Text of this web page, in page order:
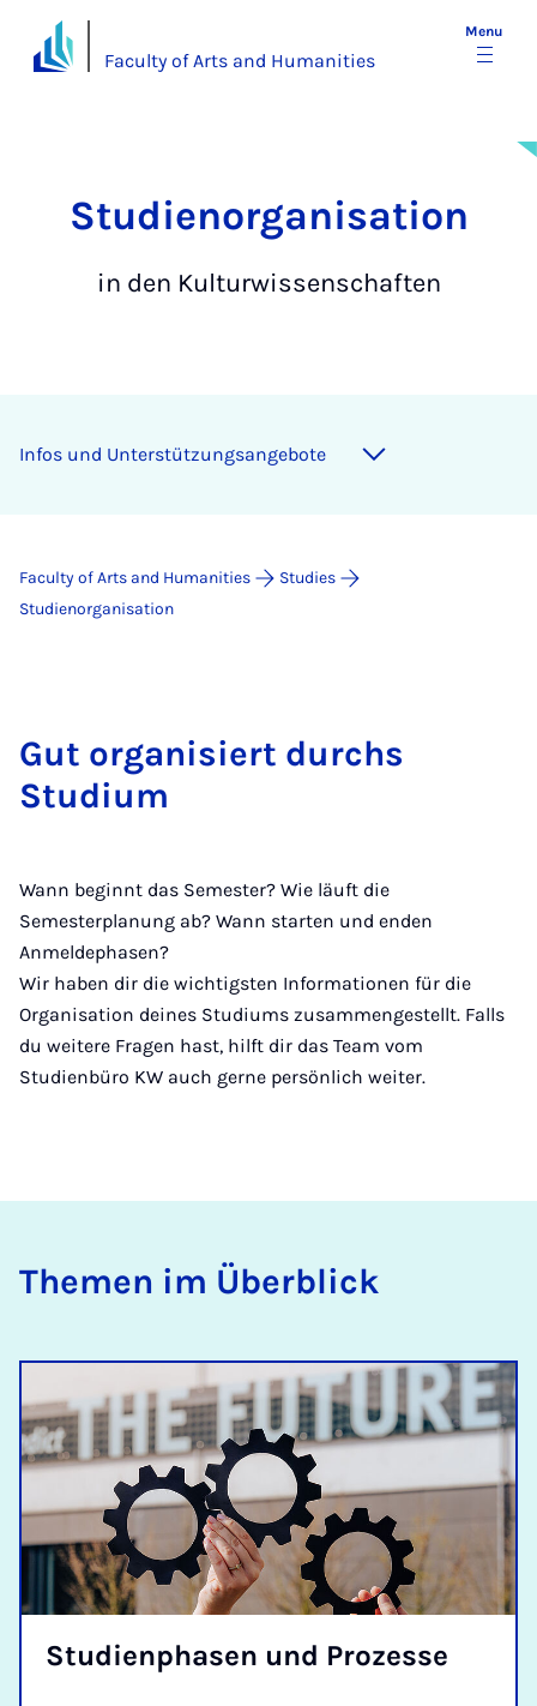
Faculty of Arts and Humanities
Menu
Stu­di­en­or­ga­n­i­sa­ti­on
in den Kulturwissenschaften
In­fos und Un­ter­stützung­sange­bote
Faculty of Arts and Humanities
Studies
Studienorganisation
Gut organisiert durchs
Studium
Wann beginnt das Semester? Wie läuft die
Semesterplanung ab? Wann starten und enden
Anmeldephasen?
Wir haben dir die wichtigsten Informationen für die
Organisation deines Studiums zusammengestellt. Falls
du weitere Fragen hast, hilft dir das Team vom
Studienbüro KW auch gerne persönlich weiter.
Themen im Überblick
Stu­di­en­pha­sen und Pro­zes­se